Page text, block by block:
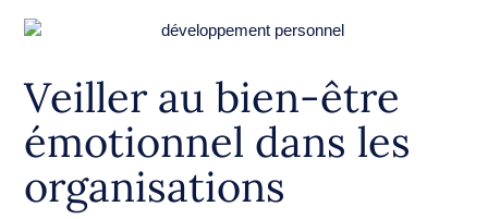
Veiller au bien-être
émotionnel dans les
organisations